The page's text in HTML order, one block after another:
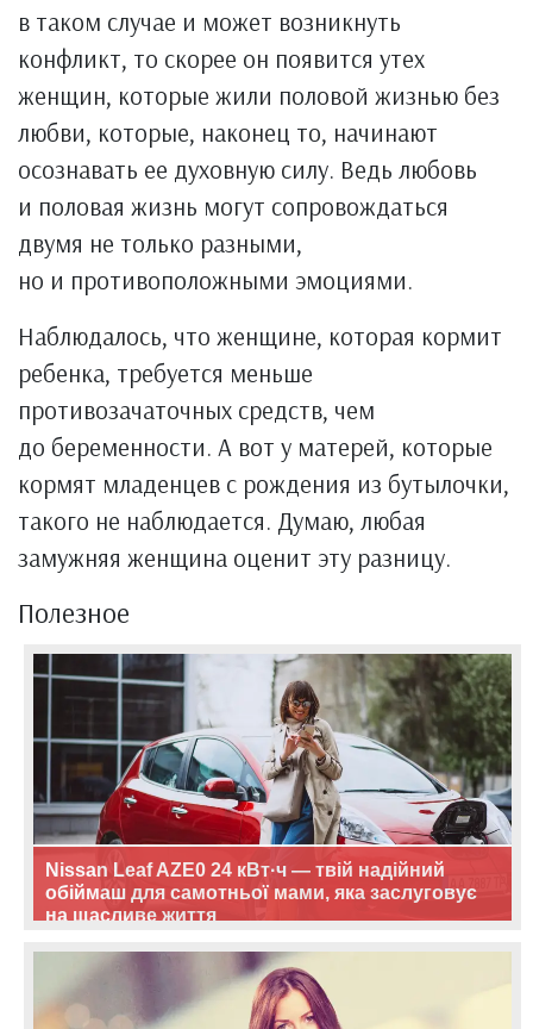
в таком случае и может возникнуть
конфликт, то скорее он появится утех
женщин, которые жили половой жизнью без
любви, которые, наконец то, начинают
осознавать ее духовную силу. Ведь любовь
и половая жизнь могут сопровождаться
двумя не только разными,
но и противоположными эмоциями.
Наблюдалось, что женщине, которая кормит
ребенка, требуется меньше
противозачаточных средств, чем
до беременности. А вот у матерей, которые
кормят младенцев с рождения из бутылочки,
такого не наблюдается. Думаю, любая
замужняя женщина оценит эту разницу.
Полезное
Nissan Leaf AZE0 24 кВт·ч — твій надійний
обіймаш для самотньої мами, яка заслуговує
на щасливе життя